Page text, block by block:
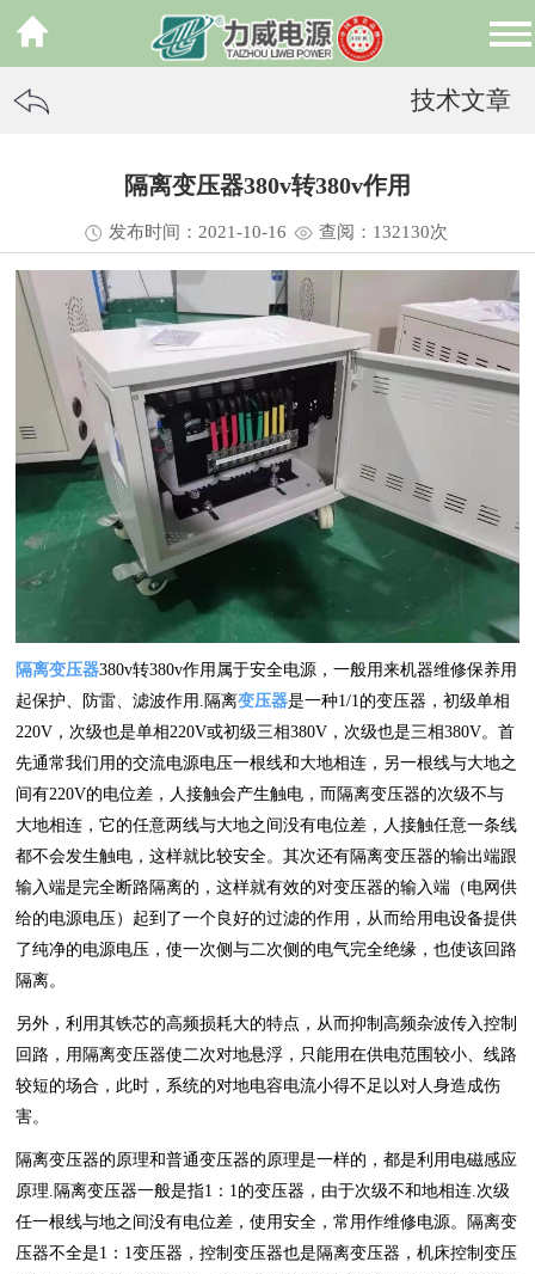
技术文章
隔离变压器380v转380v作用
发布时间：2021-10-16 查阅：132130次
隔离变压器380v转380v作用属于安全电源，一般用来机器维修保养用
起保护、防雷、滤波作用.隔离变压器是一种1/1的变压器，初级单相
220V，次级也是单相220V或初级三相380V，次级也是三相380V。首
先通常我们用的交流电源电压一根线和大地相连，另一根线与大地之
间有220V的电位差，人接触会产生触电，而隔离变压器的次级不与
大地相连，它的任意两线与大地之间没有电位差，人接触任意一条线
都不会发生触电，这样就比较安全。其次还有隔离变压器的输出端跟
输入端是完全断路隔离的，这样就有效的对变压器的输入端（电网供
给的电源电压）起到了一个良好的过滤的作用，从而给用电设备提供
了纯净的电源电压，使一次侧与二次侧的电气完全绝缘，也使该回路
隔离。
另外，利用其铁芯的高频损耗大的特点，从而抑制高频杂波传入控制
回路，用隔离变压器使二次对地悬浮，只能用在供电范围较小、线路
较短的场合，此时，系统的对地电容电流小得不足以对人身造成伤
害。
隔离变压器的原理和普通变压器的原理是一样的，都是利用电磁感应
原理.隔离变压器一般是指1：1的变压器，由于次级不和地相连.次级
任一根线与地之间没有电位差，使用安全，常用作维修电源。隔离变
压器不全是1：1变压器，控制变压器也是隔离变压器，机床控制变压